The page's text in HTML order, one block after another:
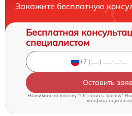
Закажите бесплатную
Бесплатная
специалистом
Оставить
Нажимая на кнопку "Оставить заявку"